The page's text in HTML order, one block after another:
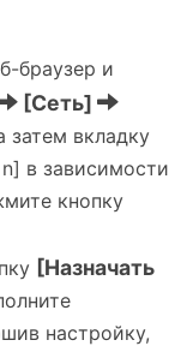
браузер и
[Сеть]
затем вкладку
в зависимости
кнопку
[Назначать
настройку,